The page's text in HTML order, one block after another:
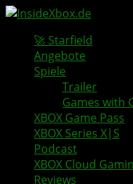
🚀 Starfield
Angebote
Spiele
Trailer
Games with
XBOX Game Pass
XBOX Series X|S
Podcast
XBOX Cloud
Reviews